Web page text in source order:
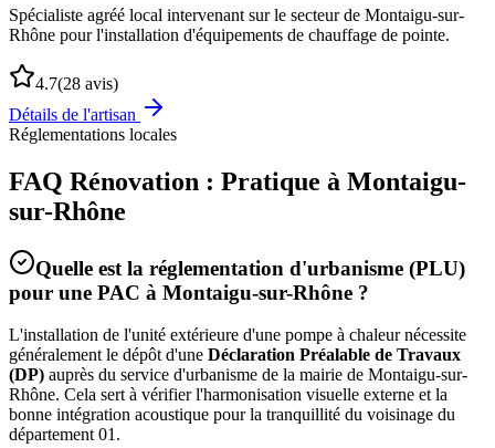
Spécialiste agréé local intervenant sur le secteur de Montaigu-sur-
Rhône pour l'installation d'équipements de chauffage de pointe.
4.7(28 avis)
Détails de l'artisan
Réglementations locales
FAQ Rénovation : Pratique à Montaigu-
sur-Rhône
Quelle est la réglementation d'urbanisme (PLU)
pour une PAC à Montaigu-sur-Rhône ?
L'installation de l'unité extérieure d'une pompe à chaleur nécessite
généralement le dépôt d'une Déclaration Préalable de Travaux
(DP) auprès du service d'urbanisme de la mairie de Montaigu-sur-
Rhône. Cela sert à vérifier l'harmonisation visuelle externe et la
bonne intégration acoustique pour la tranquillité du voisinage du
département01.